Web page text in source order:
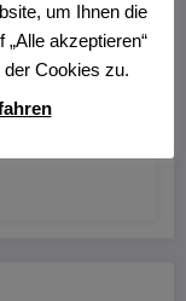
um Ihnen die
akzeptieren“
Cookies zu.